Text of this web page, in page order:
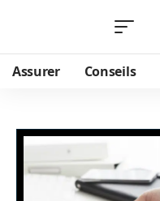
Assurer Conseils